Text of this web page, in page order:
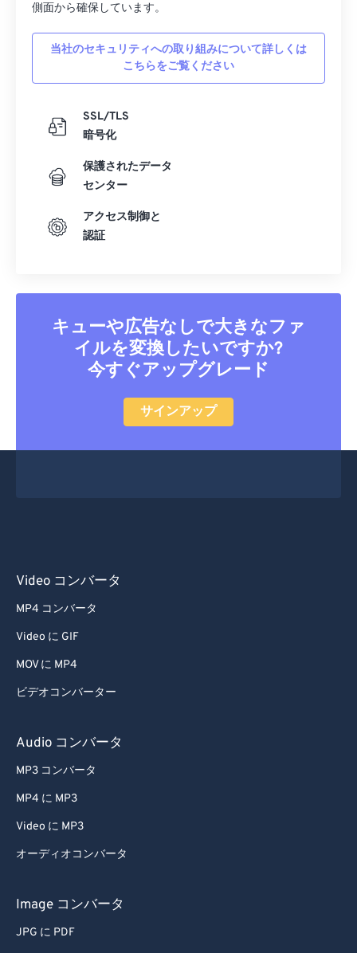
側面から確保しています。
当社のセキュリティへの取り組みについて詳しくは
こちらをご覧ください
SSL/TLS
暗号化
保護されたデータ
センター
アクセス制御と
認証
キューや広告なしで大きなファ
イルを変換したいですか?
今すぐアップグレード
サインアップ
Video コンバータ
MP4 コンバータ
Video に GIF
MOV に MP4
ビデオコンバーター
Audio コンバータ
MP3 コンバータ
MP4 に MP3
Video に MP3
オーディオコンバータ
Image コンバータ
JPG に PDF